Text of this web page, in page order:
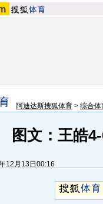
阿迪达斯搜狐体育 > 综合体
图文：王皓
12月13日00:16